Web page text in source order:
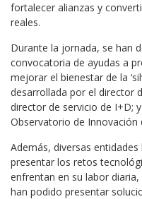
fortalecer alianzas y
reales.
Durante la jornada, se han
convocatoria de ayudas a
mejorar el bienestar de la
desarrollada por el director
director de servicio de I+D;
Observatorio de Innovación
Además, diversas
presentar los retos
enfrentan en su labor
han podido presentar